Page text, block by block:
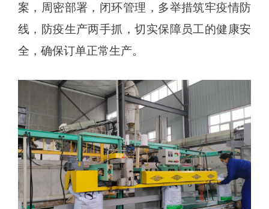
案，周密部署，闭环管理，多举措筑牢疫情防
线，防疫生产两手抓，切实保障员工的健康安
全，确保订单正常生产。